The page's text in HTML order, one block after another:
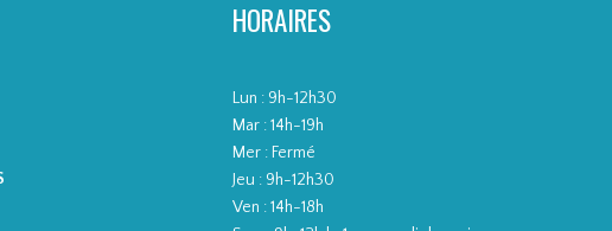
CAMI
HORAIRES
Lun : 9h-12h30
Mar : 14h-19h
Mer : Fermé
Jeu : 9h-12h30
Ven : 14h-18h